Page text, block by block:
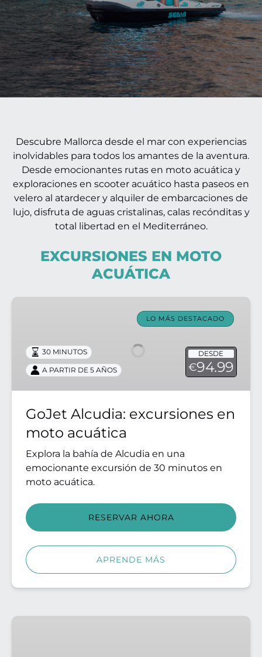
Descubre Mallorca desde el mar con experiencias
inolvidables para todos los amantes de la aventura.
Desde emocionantes rutas en moto acuática y
exploraciones en scooter acuático hasta paseos en
velero al atardecer y alquiler de embarcaciones de
lujo, disfruta de aguas cristalinas, calas recónditas y
total libertad en el Mediterráneo.
EXCURSIONES EN MOTO
ACUÁTICA
moto
acuática
LO MÁS DESTACADO
DESDE
€94.99
30 MINUTOS
A PARTIR DE 5 AÑOS
GoJet Alcudia: excursiones en
moto acuática
Explora la bahía de Alcudia en una
emocionante excursión de 30 minutos en
moto acuática.
RESERVAR AHORA
APRENDE MÁS